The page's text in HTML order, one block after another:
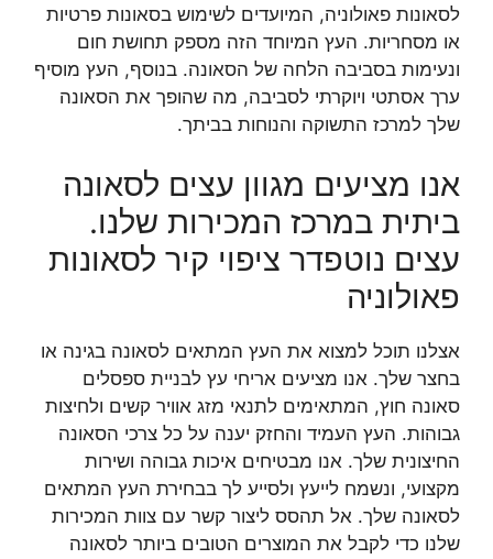
לסאונות פאולוניה, המיועדים לשימוש בסאונות פרטיות
או מסחריות. העץ המיוחד הזה מספק תחושת חום
ונעימות בסביבה הלחה של הסאונה. בנוסף, העץ מוסיף
ערך אסתטי ויוקרתי לסביבה, מה שהופך את הסאונה
שלך למרכז התשוקה והנוחות בביתך.
אנו מציעים מגוון עצים לסאונה
ביתית במרכז המכירות שלנו.
עצים נוטפדר ציפוי קיר לסאונות
פאולוניה
אצלנו תוכל למצוא את העץ המתאים לסאונה בגינה או
בחצר שלך. אנו מציעים אריחי עץ לבניית ספסלים
סאונה חוץ, המתאימים לתנאי מזג אוויר קשים ולחיצות
גבוהות. העץ העמיד והחזק יענה על כל צרכי הסאונה
החיצונית שלך. אנו מבטיחים איכות גבוהה ושירות
מקצועי, ונשמח לייעץ ולסייע לך בבחירת העץ המתאים
לסאונה שלך. אל תהסס ליצור קשר עם צוות המכירות
שלנו כדי לקבל את המוצרים הטובים ביותר לסאונה